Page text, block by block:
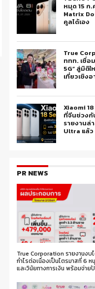
หมุด 15 ก.
Matrix
คูลได้เอง
True
ททท. เชื่
5G” สู่มิติ
เที่ยวเชิง
Xiaomi
ที่จีนช่วงกั
รายงานล่
Ultra แล้ว
PR NEWS
True Corporation รายงานงบ
กำไรต่อเนื่องเป็นไตรมาสที่ 6
และวินัยทางการเงิน พร้อมจ่า